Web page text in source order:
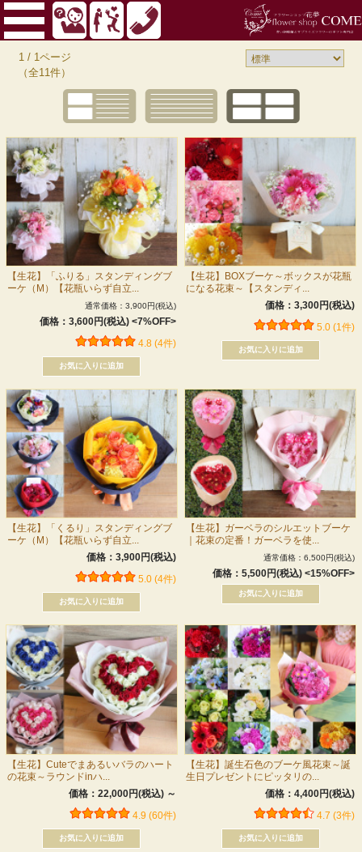
1 / 1ページ
（全11件）
【生花】「ふりる」スタンディングブ
ーケ（M）【花瓶いらず自立...
通常価格：3,900円(税込)
価格：3,600円(税込) <7%OFF>
4.8 (4件)
【生花】BOXブーケ～ボックスが花瓶
になる花束～【スタンディ...
価格：3,300円(税込)
5.0 (1件)
【生花】「くるり」スタンディングブ
ーケ（M）【花瓶いらず自立...
価格：3,900円(税込)
5.0 (4件)
【生花】ガーベラのシルエットブーケ
｜花束の定番！ガーベラを使...
通常価格：6,500円(税込)
価格：5,500円(税込)<15%OFF>
【生花】Cuteでまあるいバラのハート
の花束～ラウンドinハ...
価格：22,000円(税込) ～
4.9 (60件)
【生花】誕生石色のブーケ風花束～誕
生日プレゼントにピッタリの...
価格：4,400円(税込)
4.7 (3件)